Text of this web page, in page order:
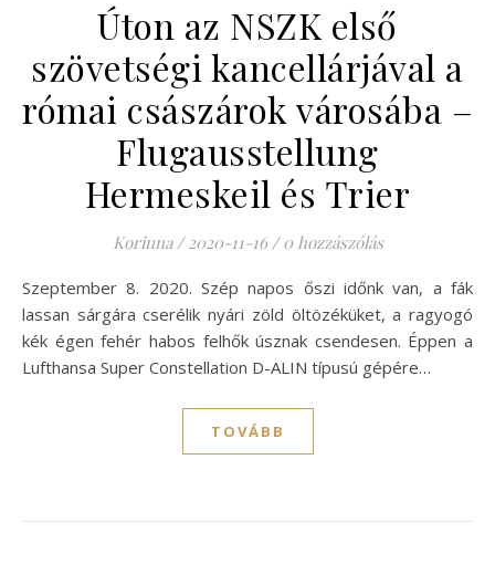
Úton az NSZK első
szövetségi kancellárjával a
római császárok városába –
Flugausstellung
Hermeskeil és Trier
Korinna / 2020-11-16 / 0 hozzászólás
Szeptember 8. 2020. Szép napos őszi időnk van, a fák
lassan sárgára cserélik nyári zöld öltözéküket, a ragyogó
kék égen fehér habos felhők úsznak csendesen. Éppen a
Lufthansa Super Constellation D-ALIN típusú gépére…
TOVÁBB